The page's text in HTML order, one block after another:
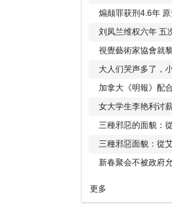
煽颠罪获刑4.6年
刘凤兰维权六年 五
視覺藝術家協會就
大人们哭声多了，
加拿大《明報》配
女大学生李艳利讨
三種邪惡的面貌：
三種邪惡面貌：從
新春聚会不被政府
更多